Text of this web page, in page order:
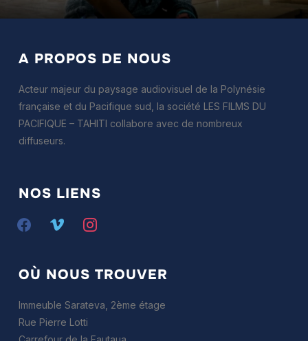
A PROPOS DE NOUS
Acteur majeur du paysage audiovisuel de la Polynésie
française et du Pacifique sud, la société LES FILMS DU
PACIFIQUE – TAHITI collabore avec de nombreux
diffuseurs.
NOS LIENS
facebookvimeo instagram
OÙ NOUS TROUVER
Immeuble Sarateva, 2ème étage
Rue Pierre Lotti